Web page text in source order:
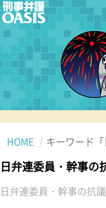
HOME キーワード
日弁連委員・幹事の
日弁連委員・幹事の抗